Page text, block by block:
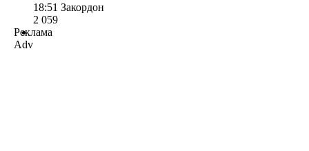
18:51 Закордон
2 059
Реклама
Adv